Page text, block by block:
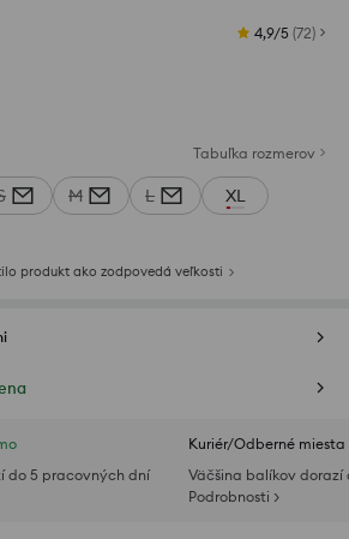
4,9/5 (72)
Tabuľka rozmerov
M L
XL
produkt ako zodpovedá veľkosti
do 5 pracovných dní
Kuriér/Odberné miesta
Väčšina balíkov
Podrobnosti >